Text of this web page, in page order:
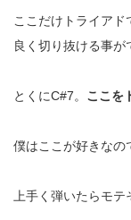
ここだけトライアド
良く切り抜ける事が
とくにC#7。 ここを
僕はここが好きなの
上手く弾いたらモテ